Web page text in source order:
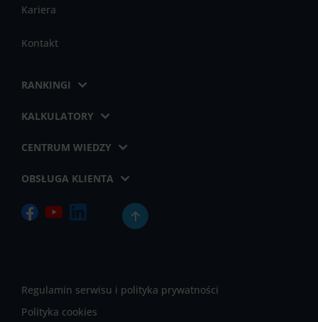
Kariera
Kontakt
RANKINGI
KALKULATORY
CENTRUM WIEDZY
OBSŁUGA KLIENTA
Regulamin serwisu i polityka prywatności
Polityka cookies